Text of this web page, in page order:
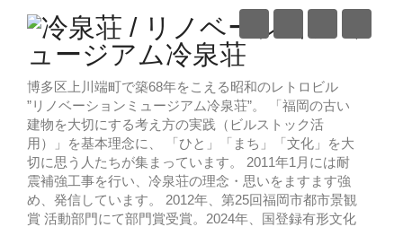
博多区上川端町で築68年をこえる昭和のレトロビル
”リノベーションミュージアム冷泉荘”。 「福岡の古い
建物を大切にする考え方の実践（ビルストック活
用）」を基本理念に、 「ひと」「まち」「文化」を大
切に思う人たちが集まっています。 2011年1月には耐
震補強工事を行い、冷泉荘の理念・思いをますます強
め、発信しています。 2012年、第25回福岡市都市景観
賞 活動部門にて部門賞受賞。2024年、国登録有形文化